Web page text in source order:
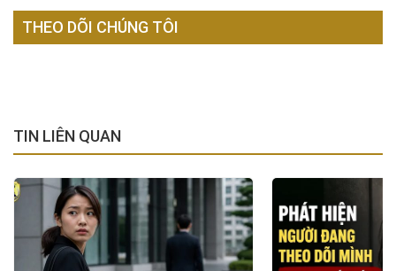
THEO DÕI CHÚNG TÔI
TIN LIÊN QUAN